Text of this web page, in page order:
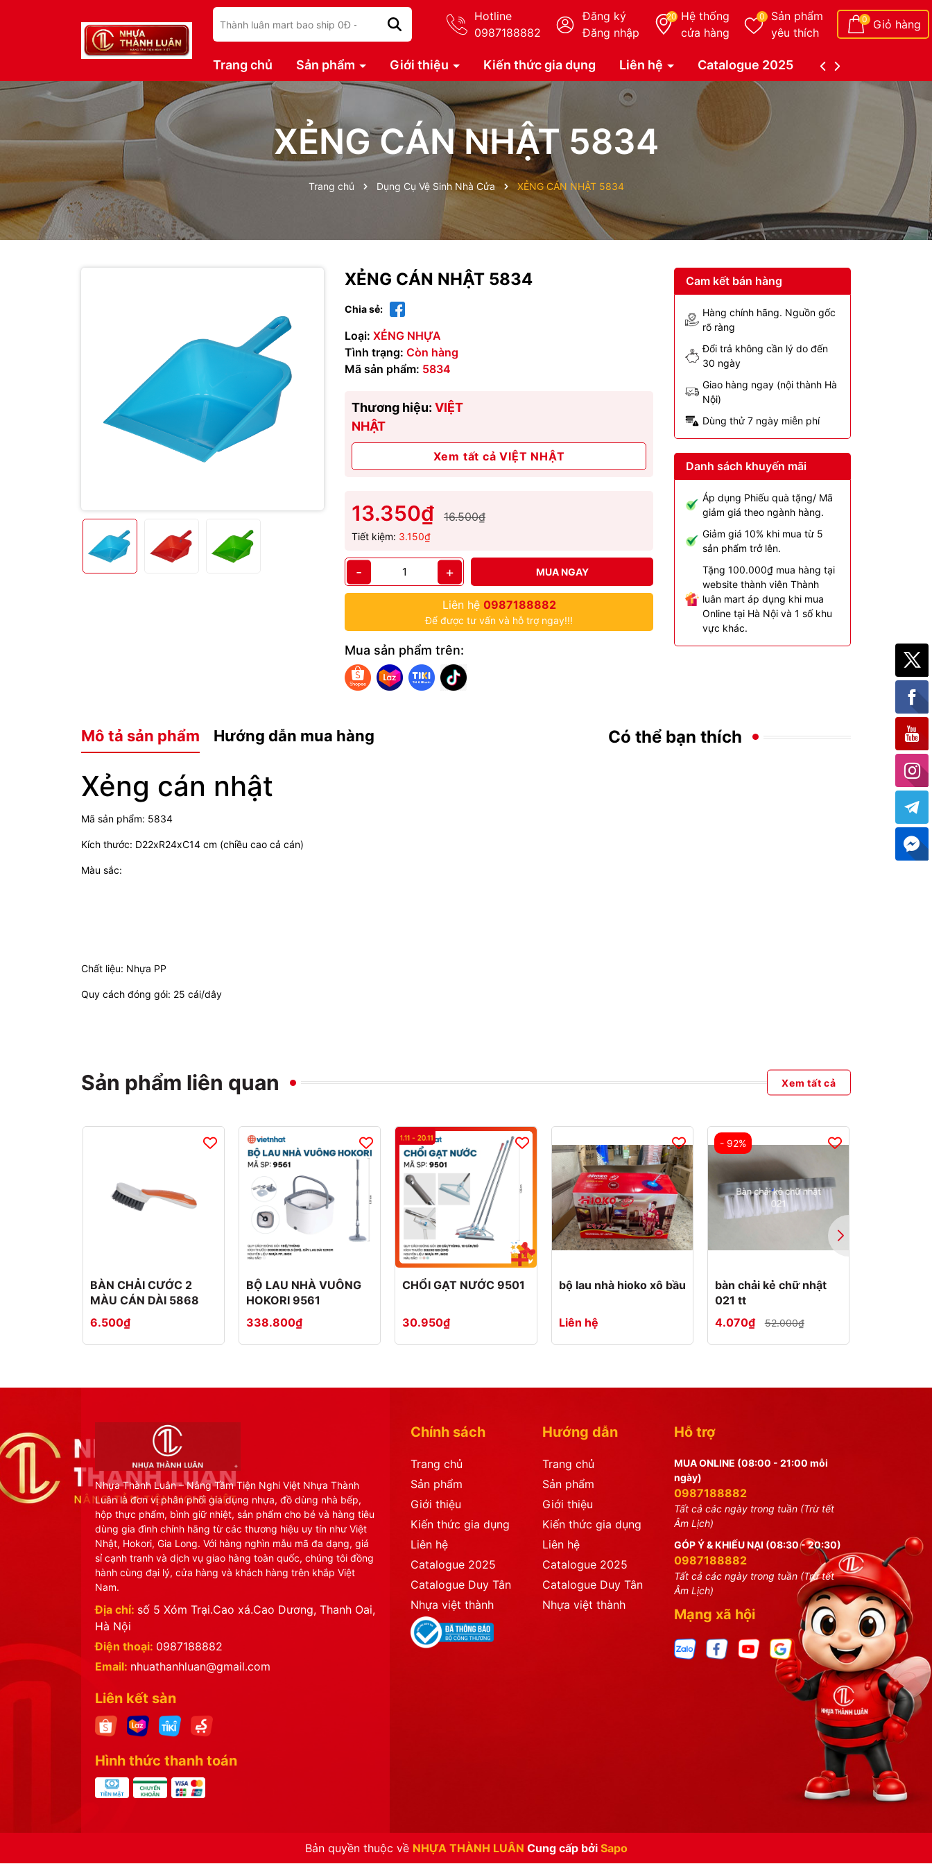
Hotline
0987188882
Đăng ký
Đăng nhập
20 Hệ thống
cửa hàng
0
Sản phẩm
yêu thích
0 Giỏ hàng
Trang chủ Sản phẩm Giới thiệu Kiến thức gia dụng Liên hệ Catalogue 2025 Catalogue Duy Tân
XẺNG CÁN NHẬT 5834
Trang chủ Dụng Cụ Vệ Sinh Nhà Cửa XẺNG CÁN NHẬT 5834
XẺNG CÁN NHẬT 5834
Chia sẻ:
Loại: XẺNG NHỰA
Tình trạng: Còn hàng
Mã sản phẩm: 5834
Thương hiệu: VIỆT
NHẬT
Xem tất cả VIỆT NHẬT
13.350₫ 16.500₫
Tiết kiệm: 3.150₫
- + MUA NGAY
Liên hệ 0987188882
Để được tư vấn và hỗ trợ ngay!!!
Mua sản phẩm trên:
Cam kết bán hàng
Hàng chính hãng. Nguồn gốc
rõ ràng
Đổi trả không cần lý do đến
30 ngày
Giao hàng ngay (nội thành Hà
Nội)
Dùng thử 7 ngày miễn phí
Danh sách khuyến mãi
Áp dụng Phiếu quà tặng/ Mã
giảm giá theo ngành hàng.
Giảm giá 10% khi mua từ 5
sản phẩm trở lên.
Tặng 100.000₫ mua hàng tại
website thành viên Thành
luân mart áp dụng khi mua
Online tại Hà Nội và 1 số khu
vực khác.
Mô tả sản phẩm Hướng dẫn mua hàng
Xẻng cán nhật
Mã sản phẩm: 5834
Kích thước: D22xR24xC14 cm (chiều cao cả cán)
Màu sắc:
Chất liệu: Nhựa PP
Quy cách đóng gói: 25 cái/dây
Có thể bạn thích
Sản phẩm liên quan Xem tất cả
BÀN CHẢI CƯỚC 2
MÀU CÁN DÀI 5868
6.500₫
BỘ LAU NHÀ VUÔNG
HOKORI 9561
338.800₫
CHỔI GẠT NƯỚC 9501
30.950₫
bộ lau nhà hioko xô bầu
Liên hệ
- 92%
bàn chải kẻ chữ nhật
021 tt
4.070₫
52.000₫
Nhựa Thành Luân – Nâng Tầm Tiện Nghi Việt Nhựa Thành
Luân là đơn vị phân phối gia dụng nhựa, đồ dùng nhà bếp,
hộp thực phẩm, bình giữ nhiệt, sản phẩm cho bé và hàng tiêu
dùng gia đình chính hãng từ các thương hiệu uy tín như Việt
Nhật, Hokori, Gia Long. Với hàng nghìn mẫu mã đa dạng, giá
sỉ cạnh tranh và dịch vụ giao hàng toàn quốc, chúng tôi đồng
hành cùng đại lý, cửa hàng và khách hàng trên khắp Việt
Nam.
Địa chỉ: số 5 Xóm Trại.Cao xá.Cao Dương, Thanh Oai,
Hà Nội
Điện thoại: 0987188882
Email: nhuathanhluan@gmail.com
Liên kết sàn
Hình thức thanh toán
Chính sách
Trang chủ
Sản phẩm
Giới thiệu
Kiến thức gia dụng
Liên hệ
Catalogue 2025
Catalogue Duy Tân
Nhựa việt thành
Hướng dẫn
Trang chủ
Sản phẩm
Giới thiệu
Kiến thức gia dụng
Liên hệ
Catalogue 2025
Catalogue Duy Tân
Nhựa việt thành
Hỗ trợ
MUA ONLINE (08:00 - 21:00 mỗi
ngày)
0987188882
Tất cả các ngày trong tuần (Trừ tết
Âm Lịch)
GÓP Ý & KHIẾU NẠI (08:30 - 20:30)
0987188882
Tất cả các ngày trong tuần (Trừ tết
Âm Lịch)
Mạng xã hội
Bản quyền thuộc về NHỰA THÀNH LUÂN Cung cấp bởi Sapo